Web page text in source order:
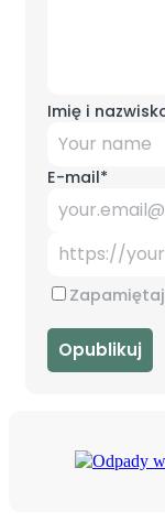
Imię i
E-mail*